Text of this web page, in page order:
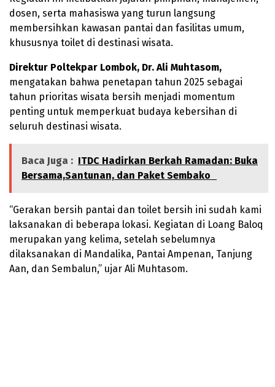
dosen, serta mahasiswa yang turun langsung
membersihkan kawasan pantai dan fasilitas umum,
khususnya toilet di destinasi wisata.
Direktur Poltekpar Lombok, Dr. Ali Muhtasom,
mengatakan bahwa penetapan tahun 2025 sebagai
tahun prioritas wisata bersih menjadi momentum
penting untuk memperkuat budaya kebersihan di
seluruh destinasi wisata.
Baca Juga : ITDC Hadirkan Berkah Ramadan: Buka
Bersama,Santunan, dan Paket Sembako
“Gerakan bersih pantai dan toilet bersih ini sudah kami
laksanakan di beberapa lokasi. Kegiatan di Loang Baloq
merupakan yang kelima, setelah sebelumnya
dilaksanakan di Mandalika, Pantai Ampenan, Tanjung
Aan, dan Sembalun,” ujar Ali Muhtasom.